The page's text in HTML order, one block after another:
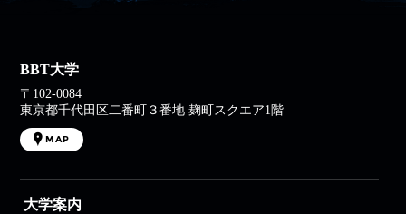
BBT大学
〒102-0084
東京都千代田区二番町３番地 麹町スクエア1階
MAP
大学案内